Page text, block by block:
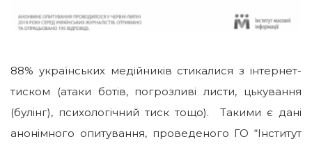
88% українських медійників стикалися з інтернет-
тиском (атаки ботів, погрозливі листи, цькування
(булінг), психологічний тиск тощо). Такими є дані
анонімного опитування, проведеного ГО “Інститут